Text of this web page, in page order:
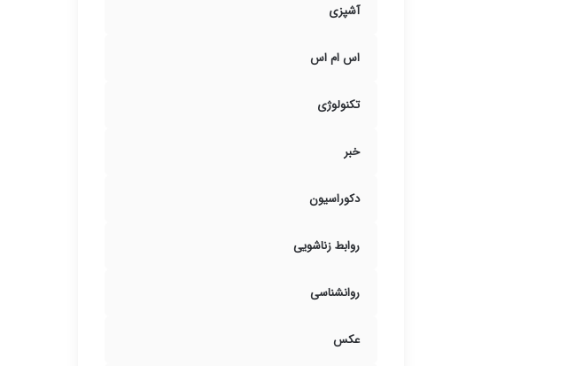
آشپزی
اس ام اس
تکنولوژی
خبر
دکوراسیون
روابط زناشویی
روانشناسی
عکس